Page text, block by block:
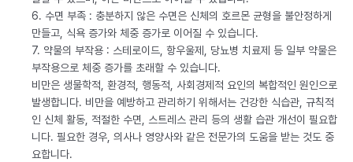
6. 수면 부족 : 충분하지 않은 수면은 신체의 호르몬 균형을 불안정하게
만들고, 식욕 증가와 체중 증가로 이어질 수 있습니다.
7. 약물의 부작용 : 스테로이드, 항우울제, 당뇨병 치료제 등 일부 약물은
부작용으로 체중 증가를 초래할 수 있습니다.
비만은 생물학적, 환경적, 행동적, 사회경제적 요인의 복합적인 원인으로
발생합니다. 비만을 예방하고 관리하기 위해서는 건강한 식습관, 규칙적
인 신체 활동, 적절한 수면, 스트레스 관리 등의 생활 습관 개선이 필요합
니다. 필요한 경우, 의사나 영양사와 같은 전문가의 도움을 받는 것도 중
요합니다.